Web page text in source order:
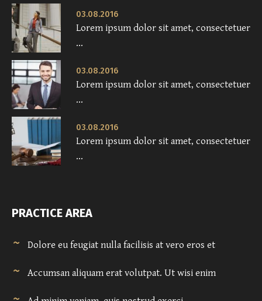
03.08.2016
Lorem ipsum dolor sit amet, consectetuer
...
03.08.2016
Lorem ipsum dolor sit amet, consectetuer
...
03.08.2016
Lorem ipsum dolor sit amet, consectetuer
...
PRACTICE AREA
Dolore eu feugiat nulla facilisis at vero eros et
Accumsan aliquam erat volutpat. Ut wisi enim